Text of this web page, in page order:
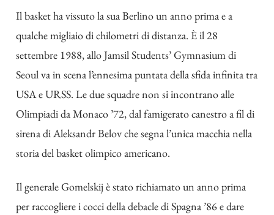
Il basket ha vissuto la sua Berlino un anno prima e a
qualche migliaio di chilometri di distanza. È il 28
settembre 1988, allo Jamsil Students’ Gymnasium di
Seoul va in scena l’ennesima puntata della sfida infinita tra
USA e URSS. Le due squadre non si incontrano alle
Olimpiadi da Monaco ’72, dal famigerato canestro a fil di
sirena di Aleksandr Belov che segna l’unica macchia nella
storia del basket olimpico americano.
Il generale Gomelskij è stato richiamato un anno prima
per raccogliere i cocci della debacle di Spagna ’86 e dare